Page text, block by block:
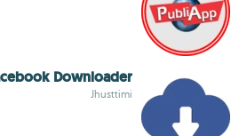
Downloader
Jhusttimi